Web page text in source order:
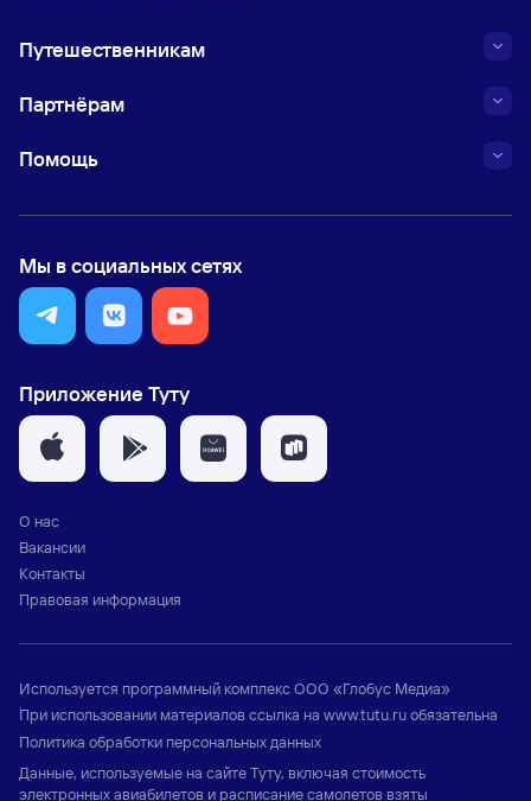
Путешественникам
Партнёрам
Помощь
Мы в социальных сетях
Приложение Туту
О нас
Вакансии
Контакты
Правовая информация
Используется программный комплексООО «Глобус Медиа»
При использовании материалов ссылка на www.tutu.ruобязательна
Политика обработки персональных данных
Данные, используемые на сайте Туту, включая стоимость
электронных авиабилетов и расписание самолетов взяты